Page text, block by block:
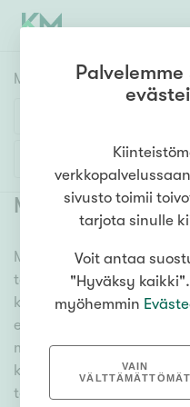
Myyntikohteet
1h 2h
Asuntotyyppi
Kerros-/luhtitalo
Rivitalo/paritalo
Omakoti-/erillistalo
Maa- tai metsätila
Lisää hakuehtoja
Myytävät
Meiltä löydät myytävät
tarpeesi mikä vain!
kiinteistönvälittäjien
elämäsi tärkeimmässä
myytävät asunnot
kätevää
toiveidesi mukaisen kodin.
sivusto toimii
tarjota sinulle
Voit antaa
"Hyväksy
myöhemmin
VAIN
VÄLTTÄMÄTTÖMÄT